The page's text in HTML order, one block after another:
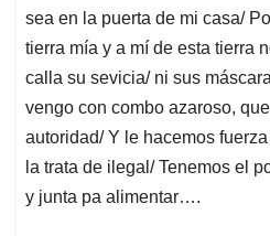
sea en la puerta de mi casa/
tierra mía y a mí de esta tierra
calla su sevicia/ ni sus
vengo con combo azaroso,
autoridad/ Y le hacemos
la trata de ilegal/ Tenemos el
y junta pa alimentar….